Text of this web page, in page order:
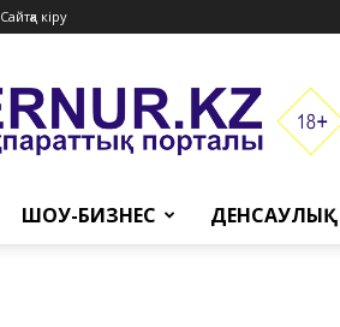
Сайтқа кіру
ШОУ-БИЗНЕС ДЕНСАУЛЫҚ